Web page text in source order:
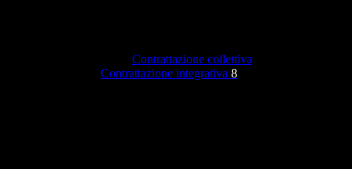
Contrattazione collettiva
Contrattazione integrativa 8